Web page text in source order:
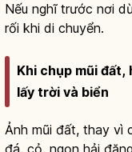
Nếu nghĩ trước nơi
rối khi di chuyển.
Khi chụp mũi
lấy trời và biển
Ảnh mũi đất, thay vì
đá, cỏ, ngọn hải